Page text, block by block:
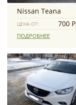
Nissan Teana
ЦЕНА ОТ: 700
ПОДРОБНЕЕ